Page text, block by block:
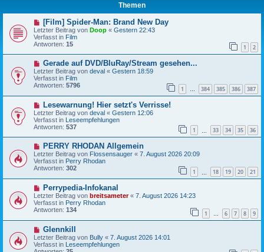
Themen
N
e
u
e
r
B
e
i
t
r
g
[Film] Spider-Man: Brand New Day
Letzter Beitrag von Doop « Gestern 22:43
Verfasst in Film
Antworten: 15 1 2
N
e
u
e
r
B
e
i
t
r
g
Gerade auf DVD/BluRay/Stream gesehen...
Letzter Beitrag von deval « Gestern 18:59
Verfasst in Film
Antworten: 5796 1 … 384 385 386 387
N
e
u
e
r
B
i
t
r
g
Lesewarnung! Hier setzt's Verrisse!
Letzter Beitrag von deval « Gestern 12:06
Verfasst in Leseempfehlungen
Antworten: 537 1 33 34 35 36
N
e
u
e
B
i
t
r
g
PERRY RHODAN Allgemein
Letzter Beitrag von Flossensauger « 7. August 2026 20:09
Verfasst in Perry Rhodan
Antworten: 302 1 18 19 20 21
N
e
u
e
r
B
e
i
t
r
Perrypedia-Infokanal
Letzter Beitrag von breitsameter« 7. August 2026 14:23
Verfasst in Perry Rhodan
Antworten: 134 1 … 6 7 8 9
N
e
u
e
Glennkill
Letzter Beitrag von Bully « 7. August 2026 14:01
Verfasst in Leseempfehlungen